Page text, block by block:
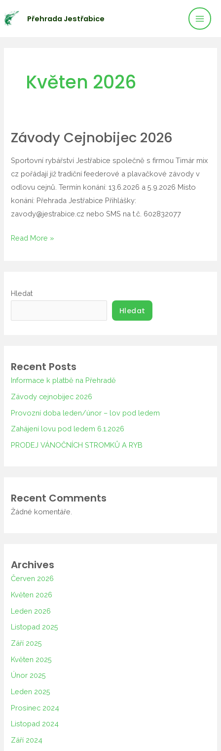
na
Přehrada Jestřabice
Květen 2026
Závody Cejnobijec 2026
Sportovní rybářství Jestřabice společně s firmou Timár mix
cz pořádají již tradiční feederové a plavačkové závody v
odlovu cejnů. Termín konání: 13.6.2026 a 5.9.2026 Místo
konání: Přehrada Jestřabice Přihlášky:
zavody@jestrabice.cz nebo SMS na t.č. 602832077
Závody
2026
Read More »
Hledat
Hledat
Recent Posts
Informace k platbě na Přehradě
Závody cejnobijec 2026
Provozní doba leden/únor – lov pod ledem
Zahájení lovu pod ledem 6.1.2026
PRODEJ VÁNOČNÍCH STROMKŮ A RYB
Recent Comments
Žádné komentáře.
Archives
Červen 2026
Květen 2026
Leden 2026
Listopad 2025
Září 2025
Květen 2025
Únor 2025
Leden 2025
Prosinec 2024
Listopad 2024
Září 2024